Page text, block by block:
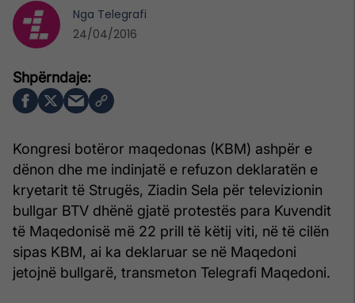
Kongresi botëror maqedonas (KBM) ashpër e
dënon dhe me indinjatë e refuzon deklaratën e
kryetarit të Strugës, Ziadin Sela për televizionin
bullgar BTV dhënë gjatë protestës para Kuvendit
të Maqedonisë më 22 prill të këtij viti, në të cilën
sipas KBM, ai ka deklaruar se në Maqedoni
jetojnë bullgarë, transmeton Telegrafi Maqedoni.
Nga Telegrafi
24/04/2016